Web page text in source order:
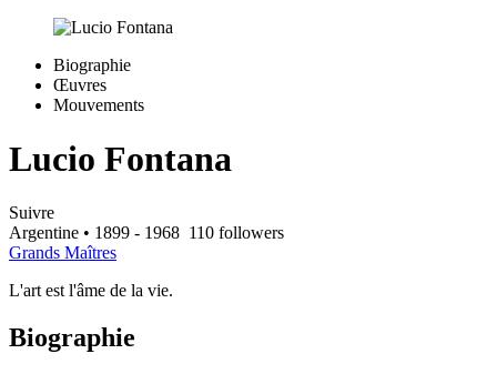
Biographie
Œuvres
Mouvements
Lucio Fontana
Suivre
Argentine • 1899 - 1968 110 followers
Grands Maîtres
L'art est l'âme de la vie.
Biographie